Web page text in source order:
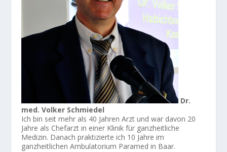
Dr.
med. Volker Schmiedel
Ich bin seit mehr als 40 Jahren Arzt und war davon 20
Jahre als Chefarzt in einer Klinik für ganzheitliche
Medizin. Danach praktizierte ich 10 Jahre im
ganzheitlichen Ambulatorium Paramed in Baar.